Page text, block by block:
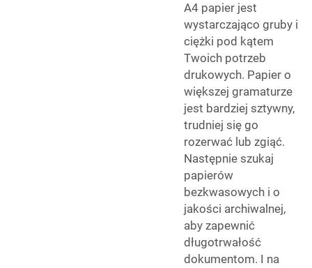
A4 papier jest
wystarczająco gruby i
ciężki pod kątem
Twoich potrzeb
drukowych. Papier o
większej gramaturze
jest bardziej sztywny,
trudniej się go
rozerwać lub zgiąć.
Następnie szukaj
papierów
bezkwasowych i o
jakości archiwalnej,
aby zapewnić
długotrwałość
dokumentom. I na